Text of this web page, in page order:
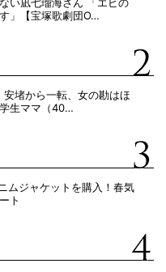
」【宝塚歌劇団O…
堵から一転、女の勘はほ
生ママ（40…
ムジャケットを購入！春気
ト